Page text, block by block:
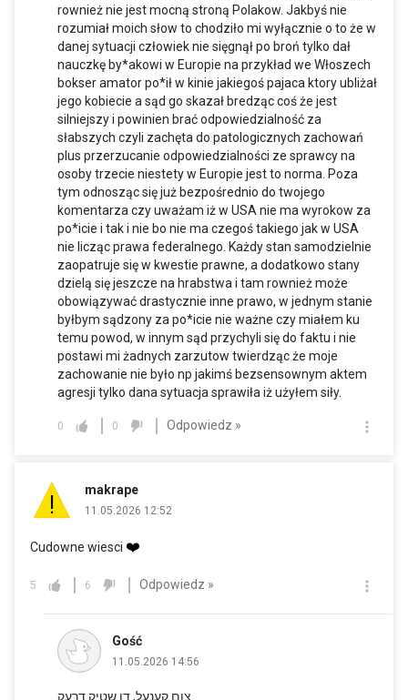
rownież nie jest mocną stroną Polakow. Jakbyś nie
rozumiał moich słow to chodziło mi wyłącznie o to że w
danej sytuacji człowiek nie sięgnął po broń tylko dał
nauczkę by*akowi w Europie na przykład we Włoszech
bokser amator po*ił w kinie jakiegoś pajaca ktory ubliżał
jego kobiecie a sąd go skazał bredząc coś że jest
silniejszy i powinien brać odpowiedzialność za
słabszych czyli zachęta do patologicznych zachowań
plus przerzucanie odpowiedzialności ze sprawcy na
osoby trzecie niestety w Europie jest to norma. Poza
tym odnosząc się już bezpośrednio do twojego
komentarza czy uważam iż w USA nie ma wyrokow za
po*icie i tak i nie bo nie ma czegoś takiego jak w USA
nie licząc prawa federalnego. Każdy stan samodzielnie
zaopatruje się w kwestie prawne, a dodatkowo stany
dzielą się jeszcze na hrabstwa i tam rownież może
obowiązywać drastycznie inne prawo, w jednym stanie
byłbym sądzony za po*icie nie ważne czy miałem ku
temu powod, w innym sąd przychyli się do faktu i nie
postawi mi żadnych zarzutow twierdząc że moje
zachowanie nie było np jakimś bezsensownym aktem
agresji tylko dana sytuacja sprawiła iż użyłem siły.
0 0 Odpowiedz »
makrape
11.05.2026 12:52
Cudowne wiesci ❤️
5 6 Odpowiedz »
Gość
11.05.2026 14:56
צום קענעל, דו שטיק דרעק